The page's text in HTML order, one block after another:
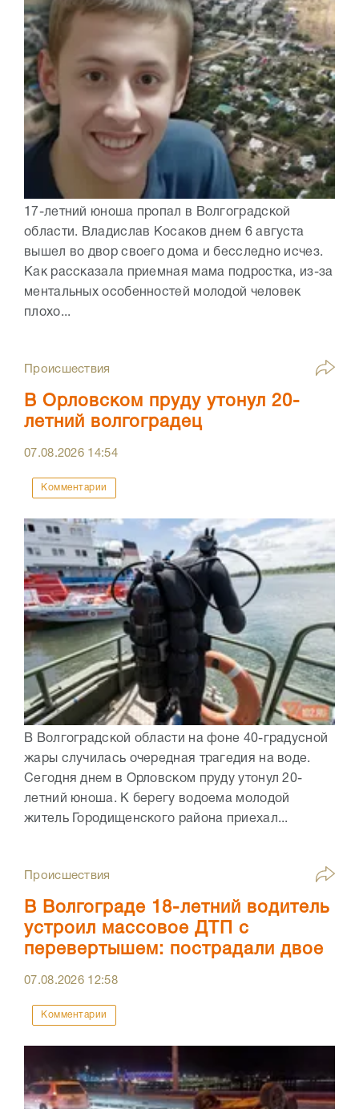
17-летний юноша пропал в Волгоградской
области. Владислав Косаков днем 6 августа
вышел во двор своего дома и бесследно исчез.
Как рассказала приемная мама подростка, из-за
ментальных особенностей молодой человек
плохо...
Происшествия
В Орловском пруду утонул 20-
летний волгоградец
07.08.2026 14:54
Комментарии
В Волгоградской области на фоне 40-градусной
жары случилась очередная трагедия на воде.
Сегодня днем в Орловском пруду утонул 20-
летний юноша. К берегу водоема молодой
житель Городищенского района приехал...
Происшествия
В Волгограде 18-летний водитель
устроил массовое ДТП с
перевертышем: пострадали двое
07.08.2026 12:58
Комментарии